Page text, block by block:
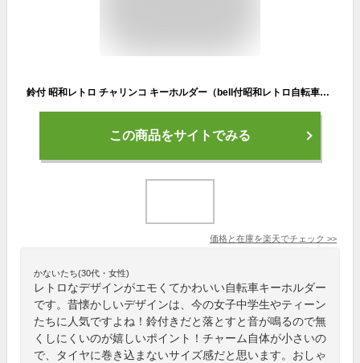
鈴付 昭和レトロ チャリンコ キーホルダー（bell付昭和レトロ自転車KEY HOLDER）TRICOLORE 日本語カタカナ片仮名漢字ママチャリカギ鍵キーケースキーリングサイクリングシティサイクルcycle伝統的昔ながら古き良きクラシカル懐かしい
この商品をサイトでみる
価格と在庫を楽天でチェック >>
かないたち(30代・女性)
レトロなデザインがエモくてかわいい自転車キーホルダー
です。昔懐かしいデザインは、今の女子中学生やティーン
たちに人気ですよね！鈴付きだと落とすと音が鳴るので無
くしにくいのが嬉しいポイント！チャーム自体が小さいの
で、タイヤに巻き込まないサイズ感だと思います。おしゃ